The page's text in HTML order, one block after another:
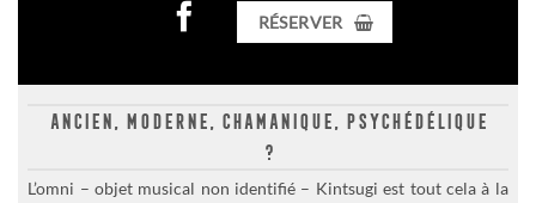
RÉSERVER
carte 12 € • carte+ 9 €
ANCIEN, MODERNE, CHAMANIQUE, PSYCHÉDÉLIQUE
?
L’omni – objet musical non identifié – Kintsugi est tout cela à la